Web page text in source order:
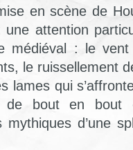
en scène de
une attention
médiéval : le
le ruissellement
lames qui
de bout en bout
d’une